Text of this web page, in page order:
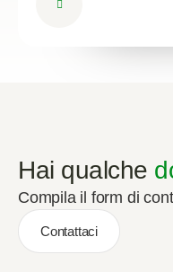
Hai qualche
Compila il form di
Contattaci